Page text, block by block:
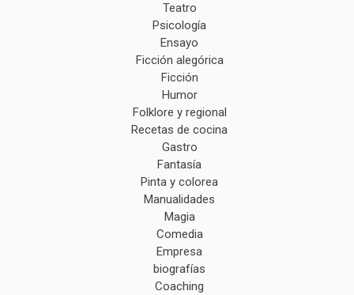
Teatro
Psicología
Ensayo
Ficción alegórica
Ficción
Humor
Folklore y regional
Recetas de cocina
Gastro
Fantasía
Pinta y colorea
Manualidades
Magia
Comedia
Empresa
biografías
Coaching